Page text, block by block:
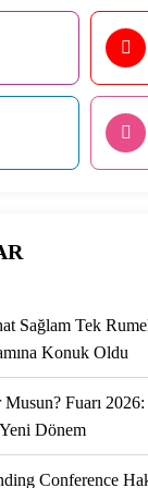
Sağlam Tek
Konuk Oldu
Fuarı 2026:
Dönem
Conference